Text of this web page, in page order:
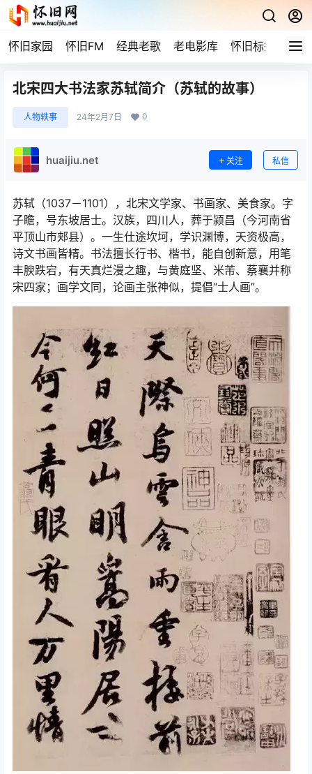
怀旧家园 怀旧FM 经典老歌 老电影库 怀旧标签 网
北宋四大书法家苏轼简介（苏轼的故事）
人物轶事 24年2月7日 0
huaijiu.net 关注 私信
苏轼（1037－1101），北宋文学家、书画家、美食家。字
子瞻，号东坡居士。汉族，四川人，葬于颍昌（今河南省
平顶山市郏县）。一生仕途坎坷，学识渊博，天资极高，
诗文书画皆精。书法擅长行书、楷书，能自创新意，用笔
丰腴跌宕，有天真烂漫之趣，与黄庭坚、米芾、蔡襄并称
宋四家；画学文同，论画主张神似，提倡“士人画”。